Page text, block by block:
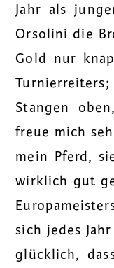
Jahr als
Orsolini die
Gold nur
Stangen
freue mich
mein Pferd,
wirklich gut
sich jedes
glücklich,